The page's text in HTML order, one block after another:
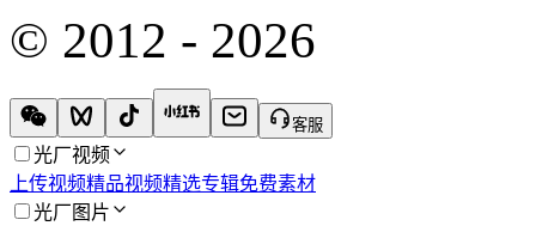
© 2012 - 2026
客服
光厂视频
上传视频精品视频精选专辑免费素材
光厂图片